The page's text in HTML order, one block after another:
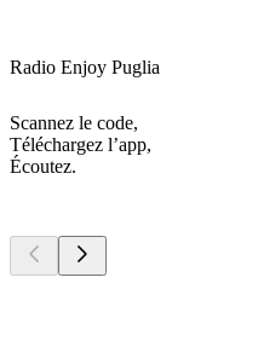
Radio Enjoy Puglia
Scannez le code,
Téléchargez l’app,
Écoutez.